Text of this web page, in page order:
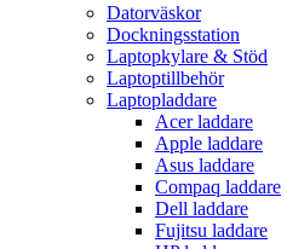
Datorväskor
Dockningsstation
Laptopkylare & Stöd
Laptoptillbehör
Laptopladdare
Acer laddare
Apple laddare
Asus laddare
Compaq laddare
Dell laddare
Fujitsu laddare